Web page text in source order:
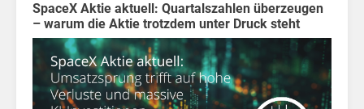
SpaceX Aktie aktuell: Quartalszahlen überzeugen
– warum die Aktie trotzdem unter Druck steht